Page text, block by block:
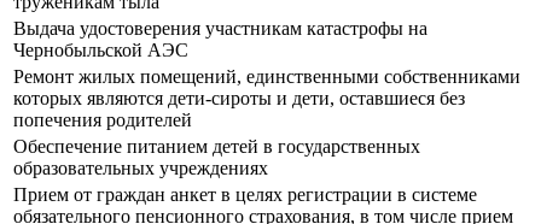
Выдача удостоверения участникам катастрофы на
Чернобыльской АЭС
Ремонт жилых помещений, единственными собственниками
которых являются дети-сироты и дети, оставшиеся без
попечения родителей
Обеспечение питанием детей в государственных
образовательных учреждениях
Прием от граждан анкет в целях регистрации в системе
обязательного пенсионного страхования, в том числе прием